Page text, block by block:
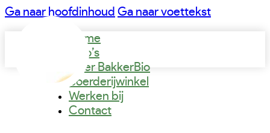
Ga naar hoofdinhoud Ga naar voettekst
Home
Foto’s
Over BakkerBio
Boerderijwinkel
Werken bij
Contact